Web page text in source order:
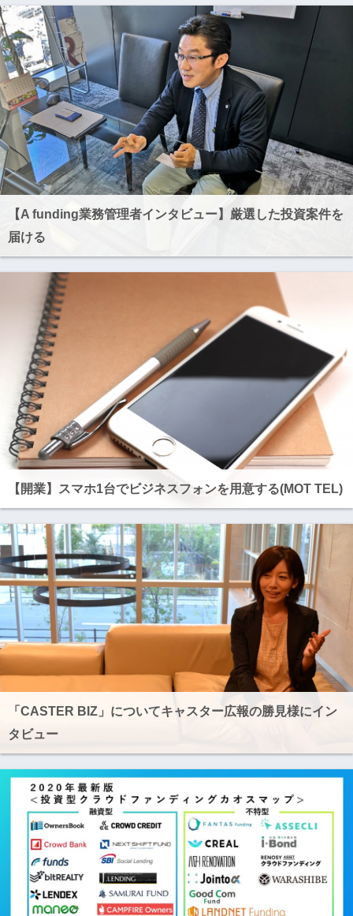
【A funding業務管理者インタビュー】厳選した投資案件を
届ける
【開業】スマホ1台でビジネスフォンを用意する(MOT TEL)
「CASTER BIZ」についてキャスター広報の勝見様にイン
タビュー